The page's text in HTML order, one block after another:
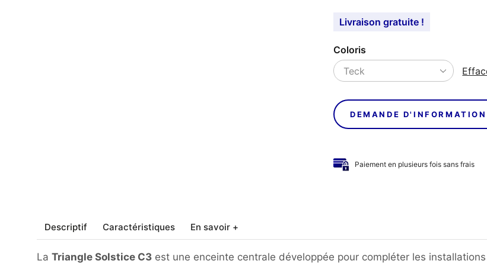
Livraison gratuite !
Coloris
DEMANDE
Paiement en plusieurs fois sans frais
Descriptif Caractéristiques En savoir +
La Triangle Solstice C3 est une enceinte centrale développée pour compléter les